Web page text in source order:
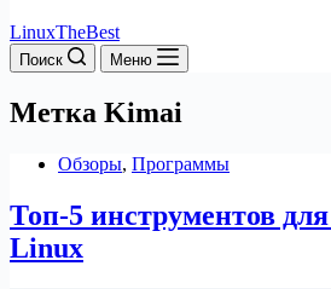
LinuxTheBest
Поиск Меню
Метка Kimai
Обзоры, Программы
Топ-5 инструментов
Linux